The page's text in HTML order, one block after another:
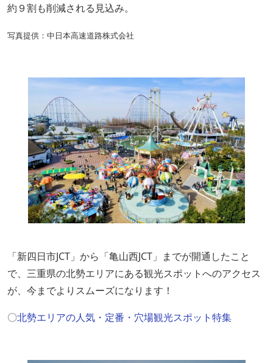
約９割も削減される見込み。
写真提供：中日本高速道路株式会社
「新四日市JCT」から「亀山西JCT」までが開通したこと
で、三重県の北勢エリアにある観光スポットへのアクセス
が、今までよりスムーズになります！
〇北勢エリアの人気・定番・穴場観光スポット特集